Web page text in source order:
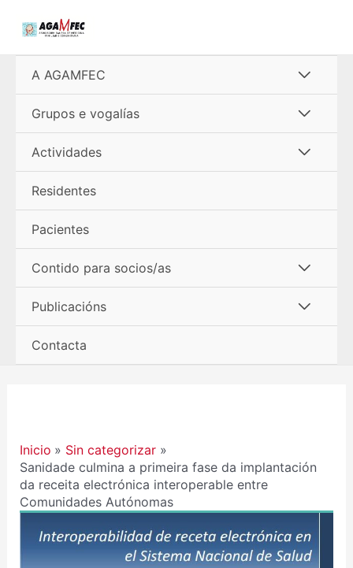
A AGAMFEC
menú
Grupos e vogalías
menú
Actividades
Residentes
Pacientes
Contido para socios/as
menú
Publicacións
Contacta
Inicio
Sin categorizar
Sanidade culmina a primeira fase da implantación
da receita electrónica interoperable entre
Comunidades Autónomas